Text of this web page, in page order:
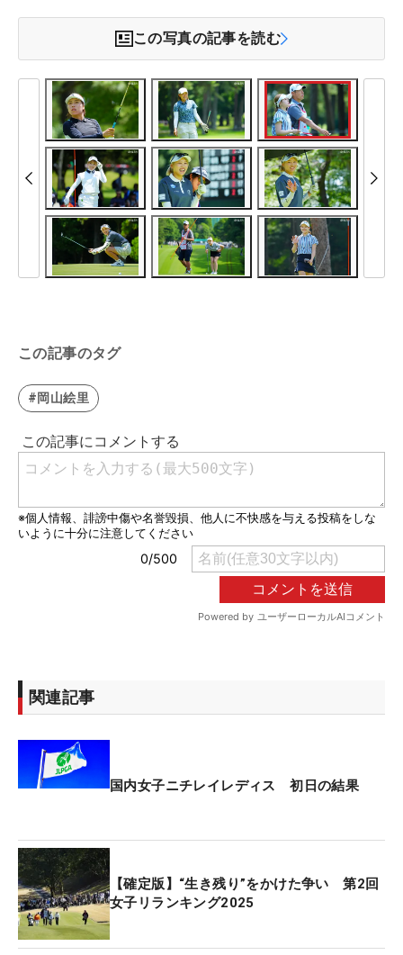
この写真の記事を読む
この記事のタグ
#岡山絵里
関連記事
国内女子ニチレイレディス 初日の結果
【確定版】“生き残り”をかけた争い 第2回
女子リランキング2025